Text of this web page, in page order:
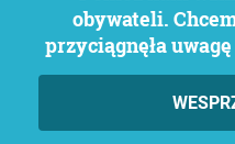
obywateli.
przyciągnęła